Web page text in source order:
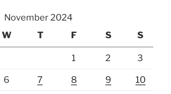
November 2024
W T F S S
1 2 3
6 7 8 9 10